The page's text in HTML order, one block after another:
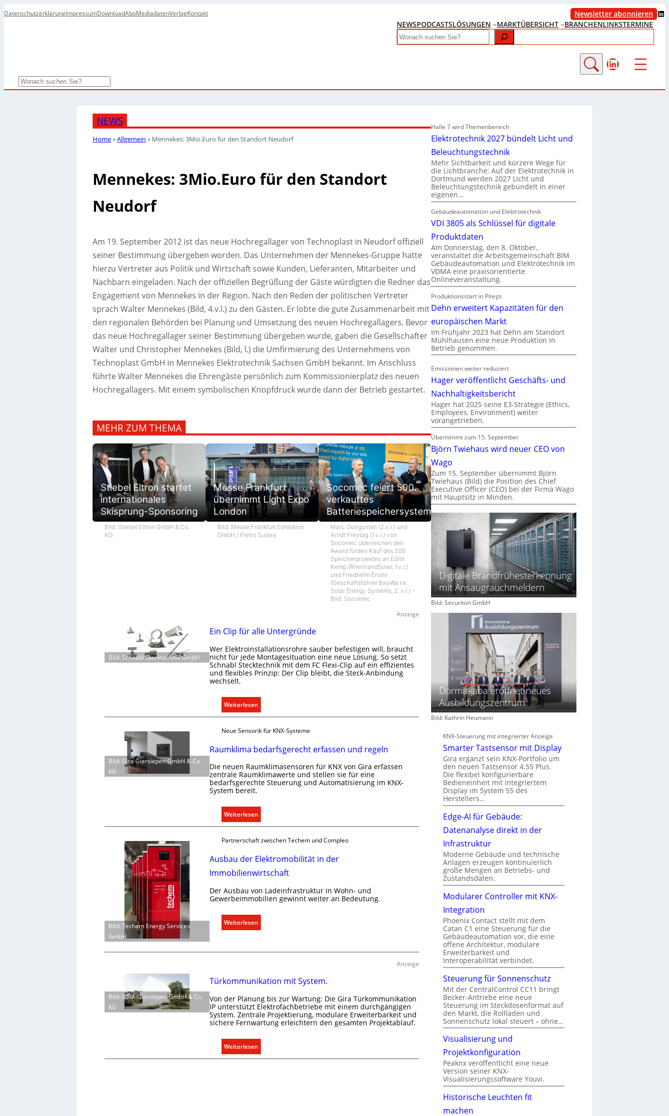
DatenschutzerklärungImpressumDownloadAboMediadatenVerlagKontakt Newsletter abonnieren LinkedIn
NEWSPODCASTSLÖSUNGEN MARKTÜBERSICHT BRANCHENLINKSTERMINE
Search
LinkedIn
Search
NEWS
Home»Allgemein » Mennekes: 3Mio.Euro für den Standort Neudorf
Mennekes: 3Mio.Euro für den Standort
Neudorf
Am 19. September 2012 ist das neue Hochregallager von Technoplast in Neudorf offiziell
seiner Bestimmung übergeben worden. Das Unternehmen der Mennekes-Gruppe hatte
hierzu Vertreter aus Politik und Wirtschaft sowie Kunden, Lieferanten, Mitarbeiter und
Nachbarn eingeladen. Nach der offiziellen Begrüßung der Gäste würdigten die Redner das
Engagement von Mennekes in der Region. Nach den Reden der politischen Vertreter
sprach Walter Mennekes (Bild, 4.v.l.) zu den Gästen. Er lobte die gute Zusammenarbeit mit
den regionalen Behörden bei Planung und Umsetzung des neuen Hochregallagers. Bevor
das neue Hochregallager seiner Bestimmung übergeben wurde, gaben die Gesellschafter
Walter und Christopher Mennekes (Bild, l.) die Umfirmierung des Unternehmens von
Technoplast GmbH in Mennekes Elektrotechnik Sachsen GmbH bekannt. Im Anschluss
führte Walter Mennekes die Ehrengäste persönlich zum Kommissionierplatz des neuen
Hochregallagers. Mit einem symbolischen Knopfdruck wurde dann der Betrieb gestartet.
MEHR ZUM THEMA
Stiebel Eltron startet
internationales
Skisprung-Sponsoring
Bild: Stiebel Eltron GmbH & Co.
KG
Messe Frankfurt
übernimmt Light Expo
London
Bild: Messe Frankfurt Exhibition
GmbH / Pietro Sutera
Socomec feiert 500.
verkauftes
Batteriespeichersystem
Marc Guirguirian (2.v.r.) und
Arndt Freytag (1.v.r.) von
Socomec überreichen den
Award fürden Kauf des 500.
Speicherprojektes an Edith
Kemp (RheinlandSolar, 1.v.l.)
und Friedhelm Enslin
(Geschäftsführer BayWa r.e.
Solar Energy Systems, 2. v.l.) –
Bild: Socomec
Anzeige
Bild: Schnabl Stecktechnik GmbH
Ein Clip für alle Untergründe
Wer Elektroinstallationsrohre sauber befestigen will, braucht
nicht für jede Montagesituation eine neue Lösung. So setzt
Schnabl Stecktechnik mit dem FC Flexi-Clip auf ein effizientes
und flexibles Prinzip: Der Clip bleibt, die Steck-Anbindung
wechselt.
Weiterlesen:
E
n
C
i
p
f
r
a
l
l
U
n
e
r
g
r
d
Bild: Gira Giersiepen GmbH & Co.
KG
Neue Sensorik für KNX-Systeme
Raumklima bedarfsgerecht erfassen und regeln
Die neuen Raumklimasensoren für KNX von Gira erfassen
zentrale Raumklimawerte und stellen sie für eine
bedarfsgerechte Steuerung und Automatisierung im KNX-
System bereit.
Weiterlesen:
R
u
m
l
m
e
a
s
e
r
e
h
t
Bild: Techem Energy Services
GmbH
Partnerschaft zwischen Techem und Compleo
Ausbau der Elektromobilität in der
Immobilienwirtschaft
Der Ausbau von Ladeinfrastruktur in Wohn- und
Gewerbeimmobilien gewinnt weiter an Bedeutung.
Weiterlesen:
A
s
u
e
r
E
l
e
k
Anzeige
Bild: GIRA Giersiepen GmbH & Co.
KG
Türkommunikation mit System.
Von der Planung bis zur Wartung: Die Gira Türkommunikation
IP unterstützt Elektrofachbetriebe mit einem durchgängigen
System. Zentrale Projektierung, modulare Erweiterbarkeit und
sichere Fernwartung erleichtern den gesamten Projektablauf.
Weiterlesen:
T
Halle 7 wird Themenbereich
Elektrotechnik 2027 bündelt Licht und
Beleuchtungstechnik
Mehr Sichtbarkeit und kürzere Wege für
die Lichtbranche: Auf der Elektrotechnik in
Dortmund werden 2027 Licht und
Beleuchtungstechnik gebündelt in einer
eigenen…
Gebäudeautomation und Elektrotechnik
VDI 3805 als Schlüssel für digitale
Produktdaten
Am Donnerstag, den 8. Oktober,
veranstaltet die Arbeitsgemeinschaft BIM
Gebäudeautomation und Elektrotechnik im
VDMA eine praxisorientierte
Onlineveranstaltung.
Produktionsstart in Piteşti
Dehn erweitert Kapazitäten für den
europäischen Markt
Im Frühjahr 2023 hat Dehn am Standort
Mühlhausen eine neue Produktion in
Betrieb genommen.
Emissionen weiter reduziert
Hager veröffentlicht Geschäfts- und
Nachhaltigkeitsbericht
Hager hat 2025 seine E3-Strategie (Ethics,
Employees, Environment) weiter
vorangetrieben.
Übernimmt zum 15. September
Björn Twiehaus wird neuer CEO von
Wago
Zum 15. September übernimmt Björn
Twiehaus (Bild) die Position des Chief
Executive Officer (CEO) bei der Firma Wago
mit Hauptsitz in Minden.
Digitale Brandfrühesterkennung
mit Ansaugrauchmeldern
Bild: Securiton GmbH
Dormakaba eröffnet neues
Ausbildungszentrum
Bild: Kathrin Heumann
KNX-Steuerung mit integrierter Anzeige
Smarter Tastsensor mit Display
Gira ergänzt sein KNX-Portfolio um
den neuen Tastsensor 4.55 Plus.
Die flexibel konfigurierbare
Bedieneinheit mit integriertem
Display im System 55 des
Herstellers…
Edge-AI für Gebäude:
Datenanalyse direkt in der
Infrastruktur
Moderne Gebäude und technische
Anlagen erzeugen kontinuierlich
große Mengen an Betriebs- und
Zustandsdaten.
Modularer Controller mit KNX-
Integration
Phoenix Contact stellt mit dem
Catan C1 eine Steuerung für die
Gebäudeautomation vor, die eine
offene Architektur, modulare
Erweiterbarkeit und
Interoperabilität verbindet.
Steuerung für Sonnenschutz
Mit der CentralControl CC11 bringt
Becker-Antriebe eine neue
Steuerung im Steckdosenformat auf
den Markt, die Rollläden und
Sonnenschutz lokal steuert – ohne…
Visualisierung und
Projektkonfiguration
Peaknx veröffentlicht eine neue
Version seiner KNX-
Visualisierungssoftware Youvi.
Historische Leuchten fit
machen